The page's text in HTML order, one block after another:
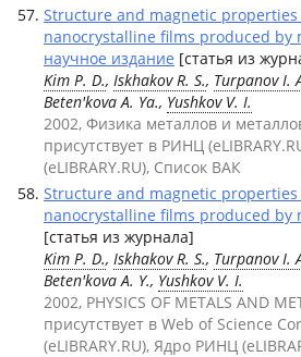
Structure and magnetic properties
nanocrystalline films produced by
научное издание [статья из
Kim P. D., Iskhakov R. S., Turpanov I.
Beten'kova A. Ya., Yushkov V. I.
2002, Физика металлов и
присутствует в РИНЦ
(eLIBRARY.RU), Список ВАК
Structure and magnetic properties
nanocrystalline films produced by
[статья из журнала]
Kim P. D., Iskhakov R. S., Turpanov I.
Beten'kova A. Y., Yushkov V. I.
2002, PHYSICS OF METALS AND
присутствует в Web of Science
(eLIBRARY.RU), Ядро РИНЦ